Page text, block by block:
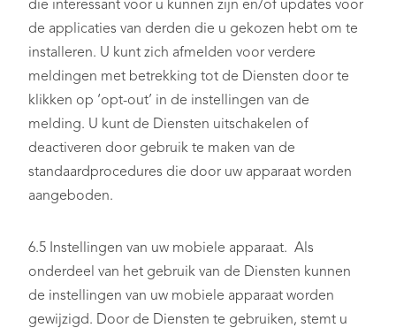
die interessant voor u kunnen zijn en/of updates voor
de applicaties van derden die u gekozen hebt om te
installeren. U kunt zich afmelden voor verdere
meldingen met betrekking tot de Diensten door te
klikken op ‘opt-out’ in de instellingen van de
melding. U kunt de Diensten uitschakelen of
deactiveren door gebruik te maken van de
standaardprocedures die door uw apparaat worden
aangeboden.
6.5 Instellingen van uw mobiele apparaat. Als
onderdeel van het gebruik van de Diensten kunnen
de instellingen van uw mobiele apparaat worden
gewijzigd. Door de Diensten te gebruiken, stemt u